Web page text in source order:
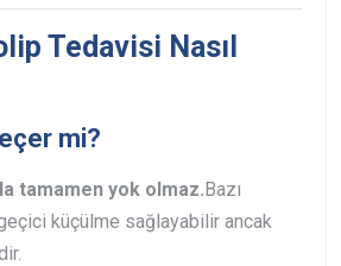
Tedavisi Nasıl
mi?
tamamen yok olmaz.Bazı
küçülme sağlayabilir ancak